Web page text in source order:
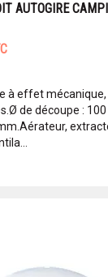
AUTOGIRE
à effet
de découpe : 100